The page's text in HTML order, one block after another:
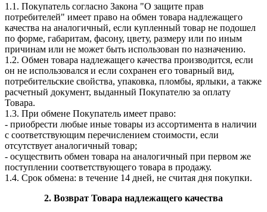
1.1. Покупатель согласно Закона "О защите прав
потребителей" имеет право на обмен товара надлежащего
качества на аналогичный, если купленный товар не подошел
по форме, габаритам, фасону, цвету, размеру или по иным
причинам или не может быть использован по назначению.
1.2. Обмен товара надлежащего качества производится, если
он не использовался и если сохранен его товарный вид,
потребительские свойства, упаковка, пломбы, ярлыки, а также
расчетный документ, выданный Покупателю за оплату
Товара.
1.3. При обмене Покупатель имеет право:
- приобрести любые иные товары из ассортимента в наличии
с соответствующим перечислением стоимости, если
отсутствует аналогичный товар;
- осуществить обмен товара на аналогичный при первом же
поступлении соответствующего товара в продажу.
1.4. Срок обмена: в течение 14 дней, не считая дня покупки.
2. Возврат Товара надлежащего качества